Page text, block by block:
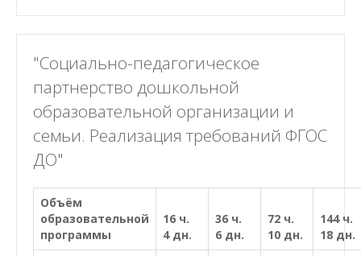
"Социально-педагогическое
партнерство дошкольной
образовательной организации и
семьи. Реализация требований ФГОС
ДО"
Объём
образовательной
программы
16 ч.
4 дн.
36 ч.
6 дн.
72 ч.
10 дн.
144 ч.
18 дн.